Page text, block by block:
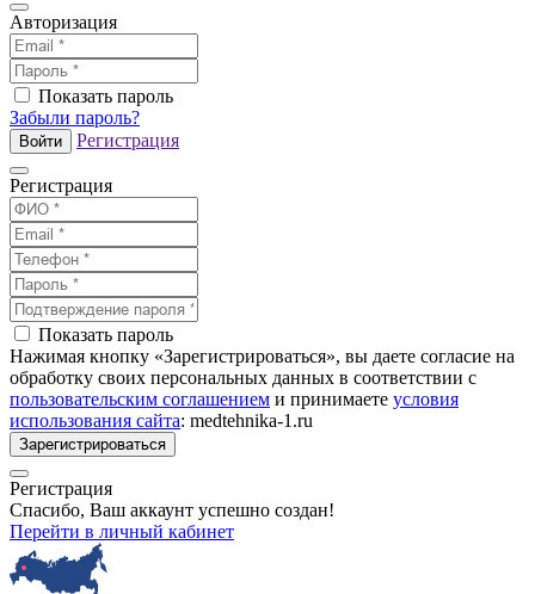
Авторизация
Показать пароль
Забыли пароль?
Войти Регистрация
Регистрация
Показать пароль
Нажимая кнопку «Зарегистрироваться», вы даете согласие на
обработку своих персональных данных в соответствии с
пользовательским соглашением и принимаете условия
использования сайта: medtehnika-1.ru
Зарегистрироваться
Регистрация
Спасибо, Ваш аккаунт успешно создан!
Перейти в личный кабинет